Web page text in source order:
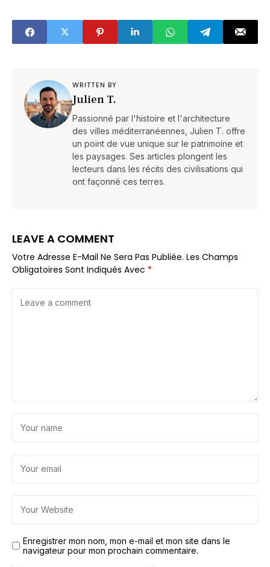
WRITTEN BY
Julien T.
Passionné par l'histoire et l'architecture
des villes méditerranéennes, Julien T. offre
un point de vue unique sur le patrimoine et
les paysages. Ses articles plongent les
lecteurs dans les récits des civilisations qui
ont façonné ces terres.
LEAVE A COMMENT
Votre Adresse E-Mail Ne Sera Pas Publiée. Les Champs
Obligatoires Sont Indiqués Avec *
Enregistrer mon nom, mon e-mail et mon site dans le
navigateur pour mon prochain commentaire.